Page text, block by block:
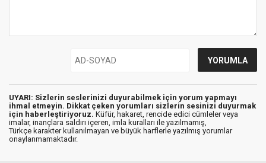
UYARI: Sizlerin seslerinizi duyurabilmek için yorum yapmayı
ihmal etmeyin. Dikkat çeken yorumları sizlerin sesinizi duyurmak
için haberleştiriyoruz. Küfür, hakaret, rencide edici cümleler veya
imalar, inançlara saldırı içeren, imla kuralları ile yazılmamış,
Türkçe karakter kullanılmayan ve büyük harflerle yazılmış yorumlar
onaylanmamaktadır.